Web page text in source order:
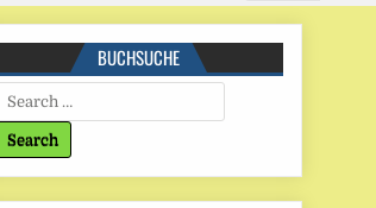
BUCHSUCHE
Search for: